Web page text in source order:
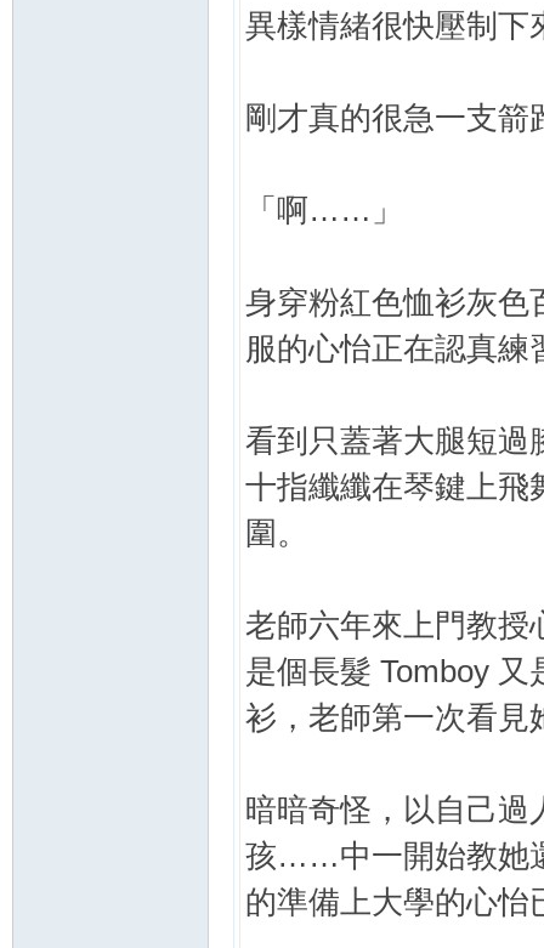
異樣情緒很快壓制下
剛才真的很急一支
「啊……」
身穿粉紅色恤衫灰色
服的心怡正在認真練
看到只蓋著大腿短過
十指纖纖在琴鍵上飛
圍。
老師六年來上門教授
是個長髮 Tomboy
衫，老師第一次看見
暗暗奇怪，以自己
孩……中一開始教她
的準備上大學的心怡